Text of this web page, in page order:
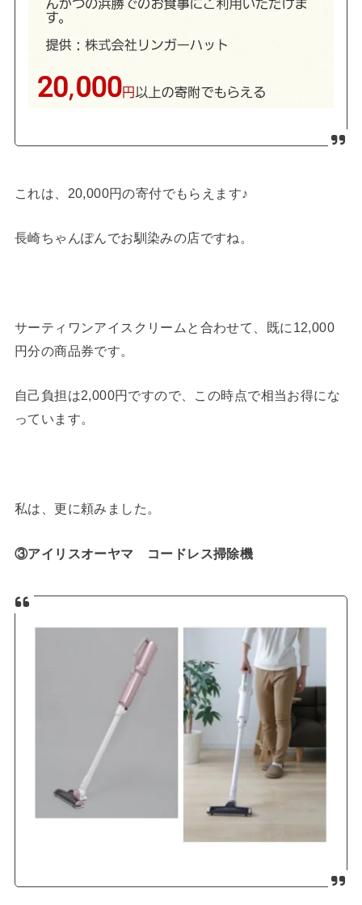
これは、20,000円の寄付でもらえます♪
長崎ちゃんぽんでお馴染みの店ですね。
サーティワンアイスクリームと合わせて、既に12,000
円分の商品券です。
自己負担は2,000円ですので、この時点で相当お得にな
っています。
私は、更に頼みました。
③アイリスオーヤマ コードレス掃除機